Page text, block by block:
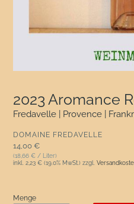
2023 Aromance
Fredavelle | Provence |
VERKÄUFER
DOMAINE FREDAVELLE
Normaler Preis
14,00 €
(18,66 € / Liter)
inkl. 2,23 € (19.0% MwSt.) zzgl.
Menge